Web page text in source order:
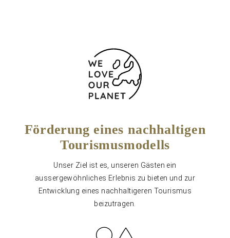
Förderung eines nachhaltigen
Tourismusmodells
Unser Ziel ist es, unseren Gästen ein
aussergewöhnliches Erlebnis zu bieten und zur
Entwicklung eines nachhaltigeren Tourismus
beizutragen.